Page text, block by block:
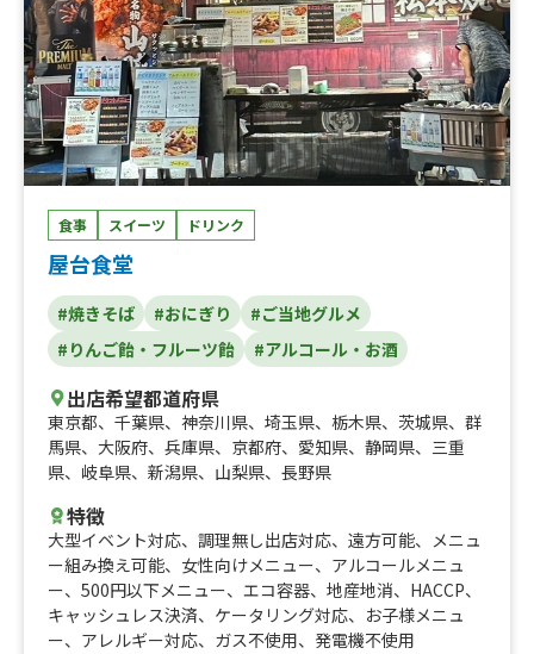
食事 スイーツ ドリンク
屋台食堂
#焼きそば #おにぎり
#ご当地グルメ
#りんご飴・フルーツ飴
#アルコール・お酒
出店希望都道府県
東京都、 千葉県、 神奈川県、 埼玉県、 栃木県、 茨城県、 群
馬県、 大阪府、 兵庫県、 京都府、 愛知県、 静岡県、 三重
県、 岐阜県、 新潟県、 山梨県、 長野県
特徴
大型イベント対応、 調理無し出店対応、 遠方可能、 メニュ
ー組み換え可能、 女性向けメニュー、 アルコールメニュ
ー、 500円以下メニュー、 エコ容器、 地産地消、 HACCP、
キャッシュレス決済、 ケータリング対応、 お子様メニュ
ー、 アレルギー対応、 ガス不使用、 発電機不使用